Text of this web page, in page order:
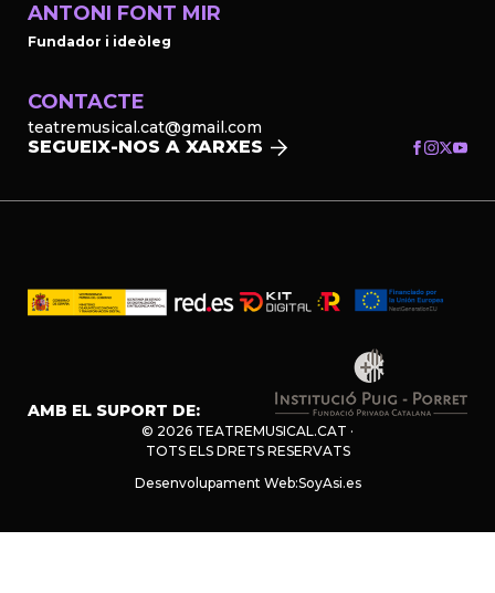
ANTONI FONT MIR
Fundador i ideòleg
CONTACTE
teatremusical.cat@gmail.com
SEGUEIX-NOS A XARXES
AMB EL SUPORT DE:
© 2026 TEATREMUSICAL.CAT ·
TOTS ELS DRETS RESERVATS
Desenvolupament Web:SoyAsi.es